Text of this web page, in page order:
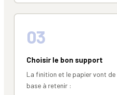
03
Choisir le bon support
La finition et le papier vont de
base à retenir :